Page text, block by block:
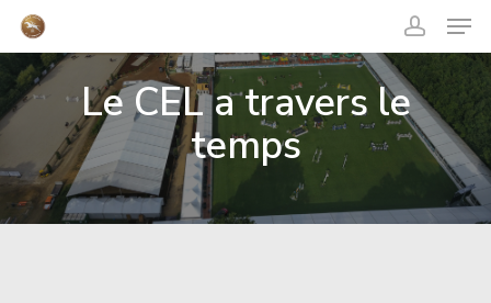
main
content
Le CEL a travers le
temps
Close
Menu